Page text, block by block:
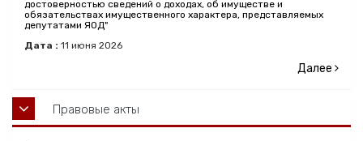
достоверностью сведений о доходах, об имуществе и
обязательствах имущественного характера, представляемых
депутатами ЯОД"
Дата : 11 июня 2026
Далее
Правовые акты